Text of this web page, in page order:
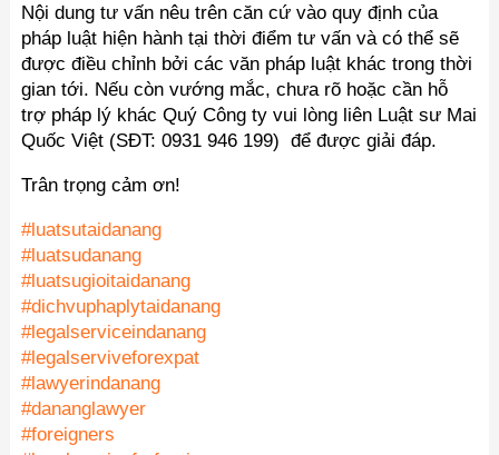
Nội dung tư vấn nêu trên căn cứ vào quy định của
pháp luật hiện hành tại thời điểm tư vấn và có thể sẽ
được điều chỉnh bởi các văn pháp luật khác trong thời
gian tới. Nếu còn vướng mắc, chưa rõ hoặc cần hỗ
trợ pháp lý khác Quý Công ty vui lòng liên Luật sư Mai
Quốc Việt (SĐT: 0931 946 199) để được giải đáp.
Trân trọng cảm ơn!
#luatsutaidanang
#luatsudanang
#luatsugioitaidanang
#dichvuphaplytaidanang
#legalserviceindanang
#legalserviveforexpat
#lawyerindanang
#dananglawyer
#foreigners